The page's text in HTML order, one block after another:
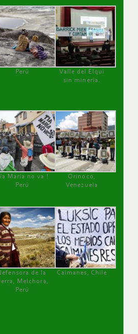
Perú
Valle del Elqui
sin minería.
María no va !
Perú
Orinoco,
Venezuela
de la
Melchora,
Perú
Caimanes, Chile